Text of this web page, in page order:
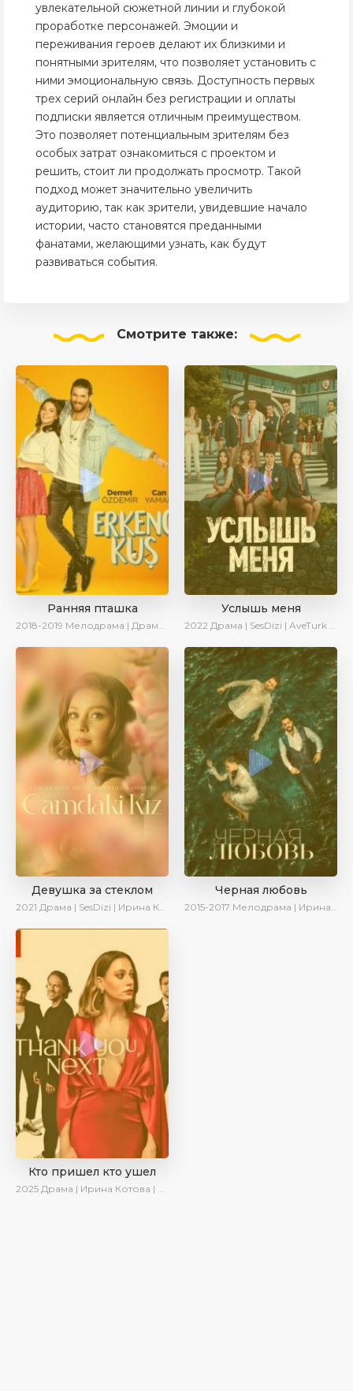
увлекательной сюжетной линии и глубокой
проработке персонажей. Эмоции и
переживания героев делают их близкими и
понятными зрителям, что позволяет установить с
ними эмоциональную связь. Доступность первых
трех серий онлайн без регистрации и оплаты
подписки является отличным преимуществом.
Это позволяет потенциальным зрителям без
особых затрат ознакомиться с проектом и
решить, стоит ли продолжать просмотр. Такой
подход может значительно увеличить
аудиторию, так как зрители, увидевшие начало
истории, часто становятся преданными
фанатами, желающими узнать, как будут
развиваться события.
Смотрите также:
Ранняя пташка
2018-2019 Мелодрама | Драма | Комедия | SesDizi | Ирина Котова
Услышь меня
2022 Драма | SesDizi | AveTurk | Turok1990
Девушка за стеклом
2021 Драма | SesDizi | Ирина Котова
Черная любовь
2015-2017 Мелодрама | Ирина Котова
Кто пришел кто ушел
2025 Драма | Ирина Котова | Новинки | Сериалы 2025